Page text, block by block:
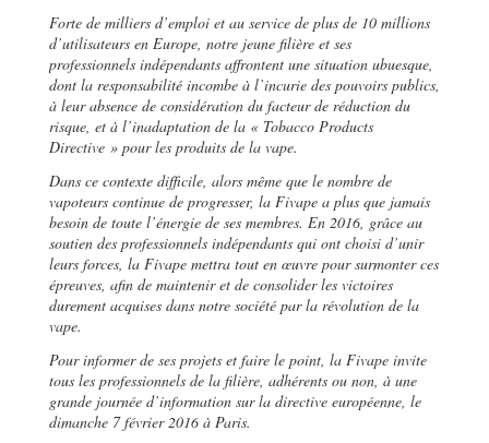
Forte de milliers d’emploi et au service de plus de 10 millions
d’utilisateurs en Europe, notre jeune filière et ses
professionnels indépendants affrontent une situation ubuesque,
dont la responsabilité incombe à l’incurie des pouvoirs publics,
à leur absence de considération du facteur de réduction du
risque, et à l’inadaptation de la « Tobacco Products
Directive » pour les produits de la vape.
Dans ce contexte difficile, alors même que le nombre de
vapoteurs continue de progresser, la Fivape a plus que jamais
besoin de toute l’énergie de ses membres. En 2016, grâce au
soutien des professionnels indépendants qui ont choisi d’unir
leurs forces, la Fivape mettra tout en œuvre pour surmonter ces
épreuves, afin de maintenir et de consolider les victoires
durement acquises dans notre société par la révolution de la
vape.
Pour informer de ses projets et faire le point, la Fivape invite
tous les professionnels de la filière, adhérents ou non, à une
grande journée d’information sur la directive européenne, le
dimanche 7 février 2016 à Paris.